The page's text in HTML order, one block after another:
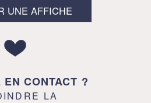
UNE AFFICHE
CONTACT ?
LA